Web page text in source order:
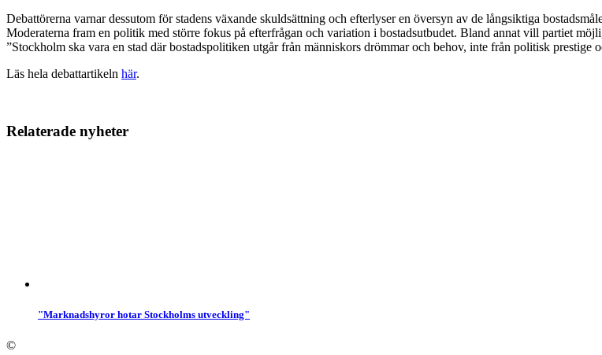
Debattörerna varnar dessutom för stadens växande skuldsättning och efterlyser en översyn av de långsiktiga
Moderaterna fram en politik med större fokus på efterfrågan och variation i bostadsutbudet. Bland annat vill partiet
”Stockholm ska vara en stad där bostadspolitiken utgår från människors drömmar och behov, inte från politisk prestige
Läs hela debattartikeln här.
Relaterade nyheter
"Marknadshyror hotar Stockholms utveckling"
©